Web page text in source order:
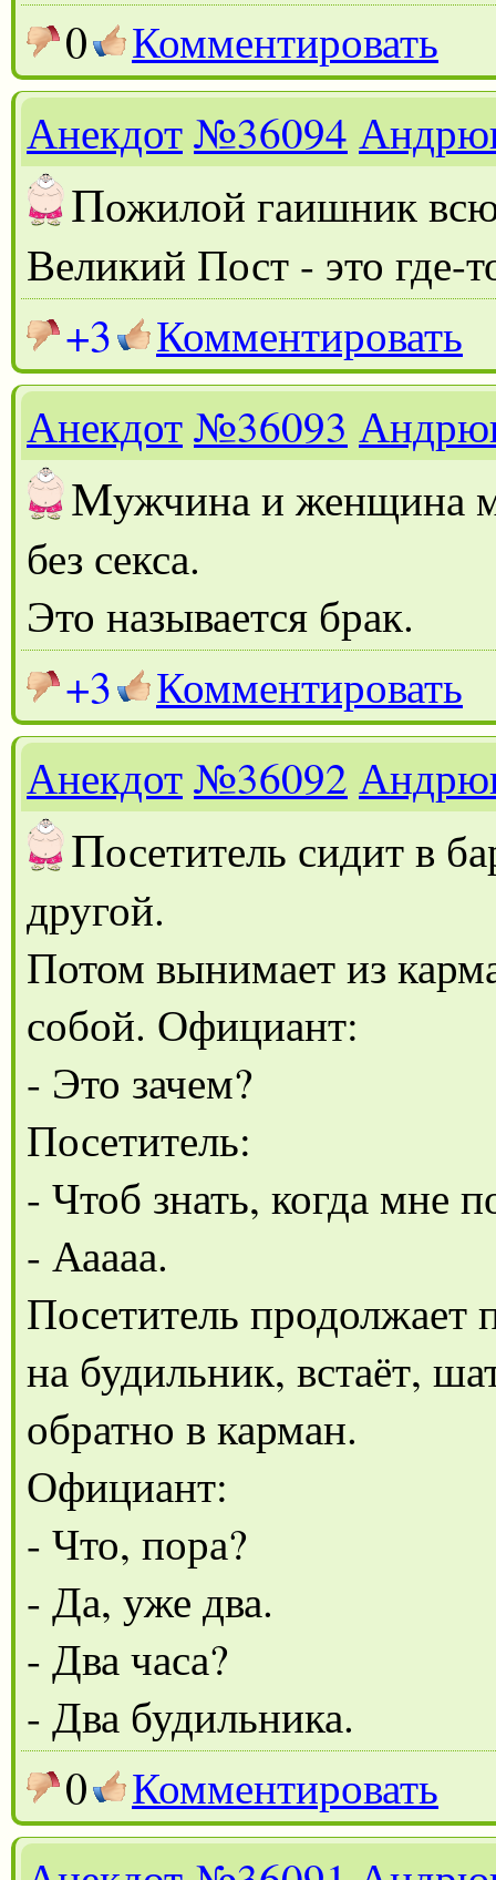
0
Комментировать
Анекдот№36094
Пожилой гаишник
Великий Пост - это где-
+3
Комментировать
Анекдот№36093
Мужчина и женщина
без секса.
Это называется брак.
+3
Комментировать
Анекдот№36092
Посетитель сидит в
другой.
Потом вынимает из
собой. Официант:
- Это зачем?
Посетитель:
- Чтоб знать, когда мне
- Ааааа.
Посетитель продолжает
на будильник, встаёт,
обратно в карман.
Официант:
- Что, пора?
- Да, уже два.
- Два часа?
- Два будильника.
0
Комментировать